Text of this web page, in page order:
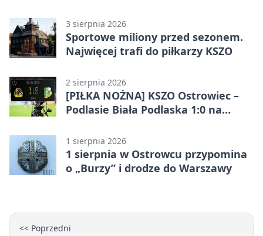
3 sierpnia 2026
Sportowe miliony przed sezonem.
Najwięcej trafi do piłkarzy KSZO
2 sierpnia 2026
[PIŁKA NOŻNA] KSZO Ostrowiec –
Podlasie Biała Podlaska 1:0 na
(Grupa IV)
1 sierpnia 2026
1 sierpnia w Ostrowcu przypomina
o „Burzy” i drodze do Warszawy
<< Poprzedni